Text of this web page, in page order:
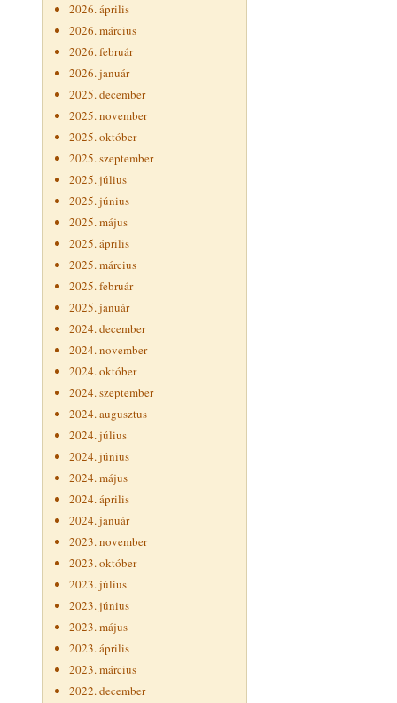
2026. április
2026. március
2026. február
2026. január
2025. december
2025. november
2025. október
2025. szeptember
2025. július
2025. június
2025. május
2025. április
2025. március
2025. február
2025. január
2024. december
2024. november
2024. október
2024. szeptember
2024. augusztus
2024. július
2024. június
2024. május
2024. április
2024. január
2023. november
2023. október
2023. július
2023. június
2023. május
2023. április
2023. március
2022. december